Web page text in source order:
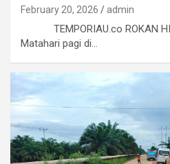
February 20, 2026 admin
TEMPORIAU.co ROKAN
Matahari pagi di…